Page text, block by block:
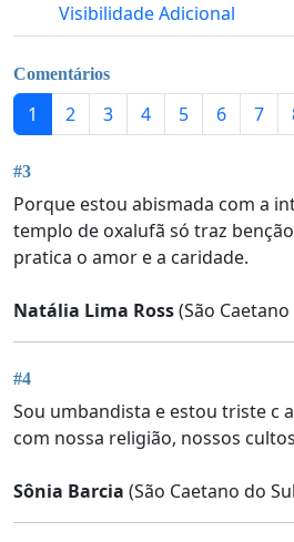
Visibilidade Adicional
Comentários
1 2 3 4 5 6 7
#3
Porque estou abismada com a
templo de oxalufã só traz
pratica o amor e a caridade.
Natália Lima Ross(São
#4
Sou umbandista e estou triste c
com nossa religião, nossos
Sônia Barcia (São Caetano do